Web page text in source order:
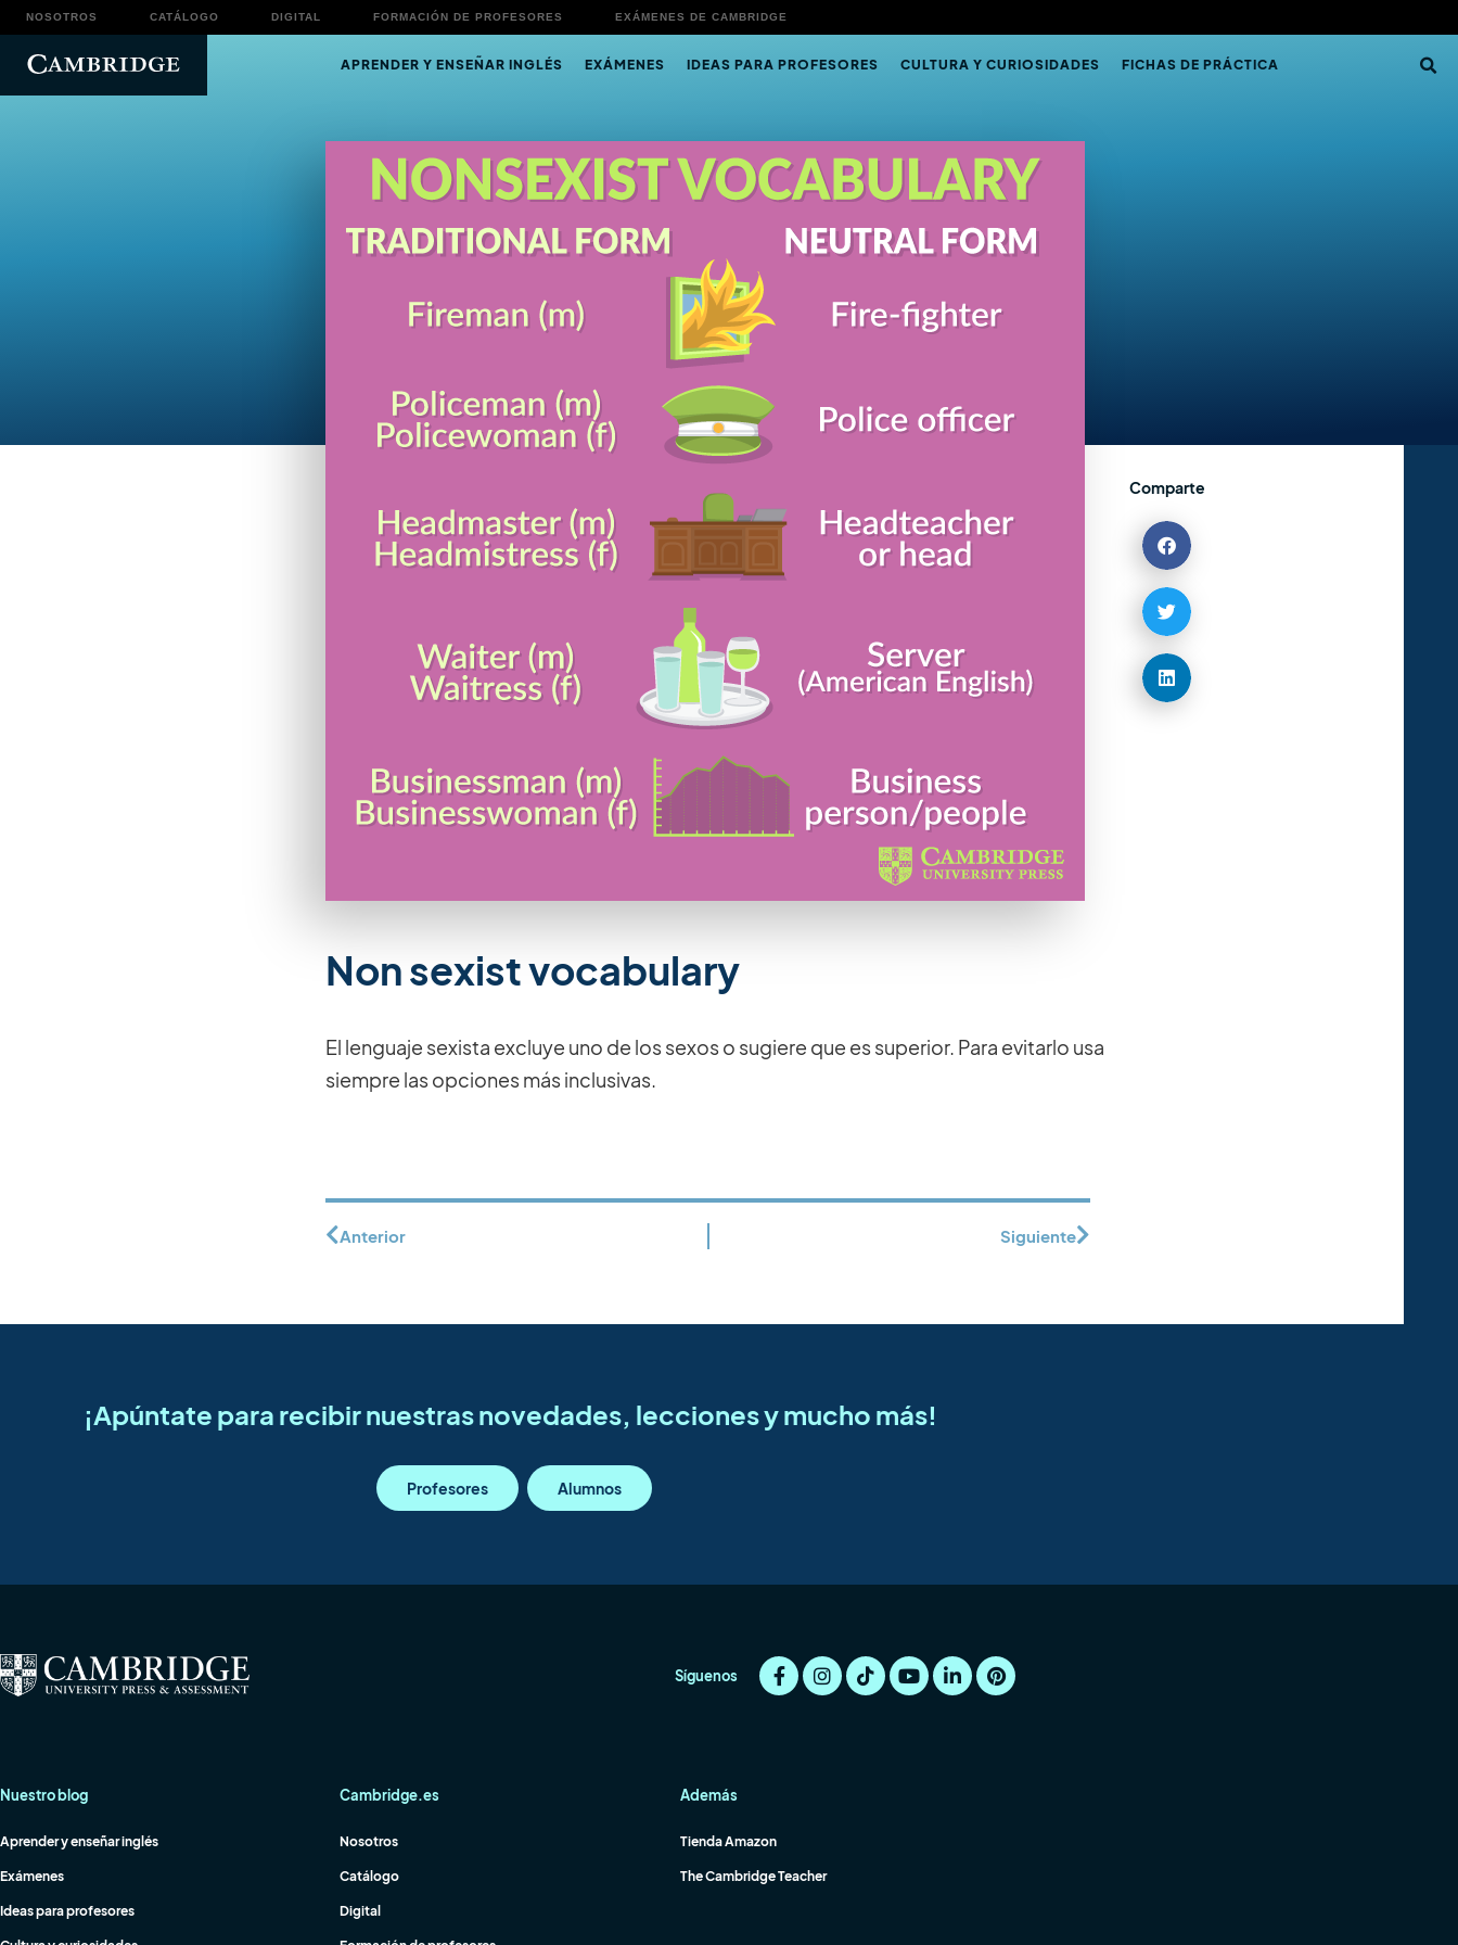
NOSOTROS CATÁLOGO DIGITAL FORMACIÓN DE PROFESORES EXÁMENES DE CAMBRIDGE
APRENDER Y ENSEÑAR INGLÉS EXÁMENES IDEAS PARA PROFESORES CULTURA Y CURIOSIDADES FICHAS DE PRÁCTICA
Non sexist vocabulary
El lenguaje sexista excluye uno de los sexos o sugiere que es superior. Para evitarlo usa
siempre las opciones más inclusivas.
Comparte
Anterior Siguiente
¡Apúntate para recibir nuestras novedades, lecciones y mucho más!
Profesores Alumnos
Síguenos
Nuestro blog
Aprender y enseñar inglés
Exámenes
Ideas para profesores
Cambridge.es
Nosotros
Catálogo
Digital
Además
Tienda Amazon
The Cambridge Teacher